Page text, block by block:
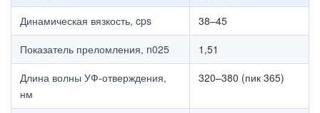
Динамическая вязкость, cps
38–45
Показатель преломления, n025
1,51
Длина волны УФ-отверждения,
нм
320–380 (пик 365)